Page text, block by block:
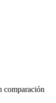
comparación